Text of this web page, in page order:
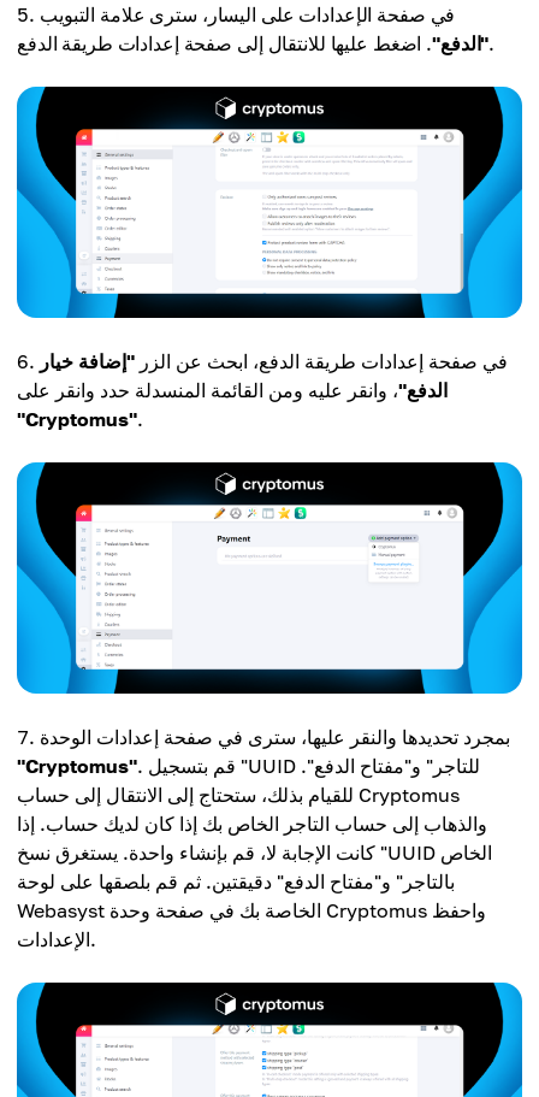
في صفحة الإعدادات على اليسار، سترى علامة التبويب
"الدفع". اضغط عليها للانتقال إلى صفحة إعدادات طريقة الدفع.
في صفحة إعدادات طريقة الدفع، ابحث عن الزر "إضافة خيار
الدفع"، وانقر عليه ومن القائمة المنسدلة حدد وانقر على
"Cryptomus".
بمجرد تحديدها والنقر عليها، سترى في صفحة إعدادات الوحدة
"Cryptomus". قم بتسجيل "UUID للتاجر" و"مفتاح الدفع".
للقيام بذلك، ستحتاج إلى الانتقال إلى حساب Cryptomus
والذهاب إلى حساب التاجر الخاص بك إذا كان لديك حساب. إذا
كانت الإجابة لا، قم بإنشاء واحدة. يستغرق نسخ "UUID الخاص
بالتاجر" و"مفتاح الدفع" دقيقتين. ثم قم بلصقها على لوحة
Webasyst الخاصة بك في صفحة وحدة Cryptomus واحفظ
الإعدادات.